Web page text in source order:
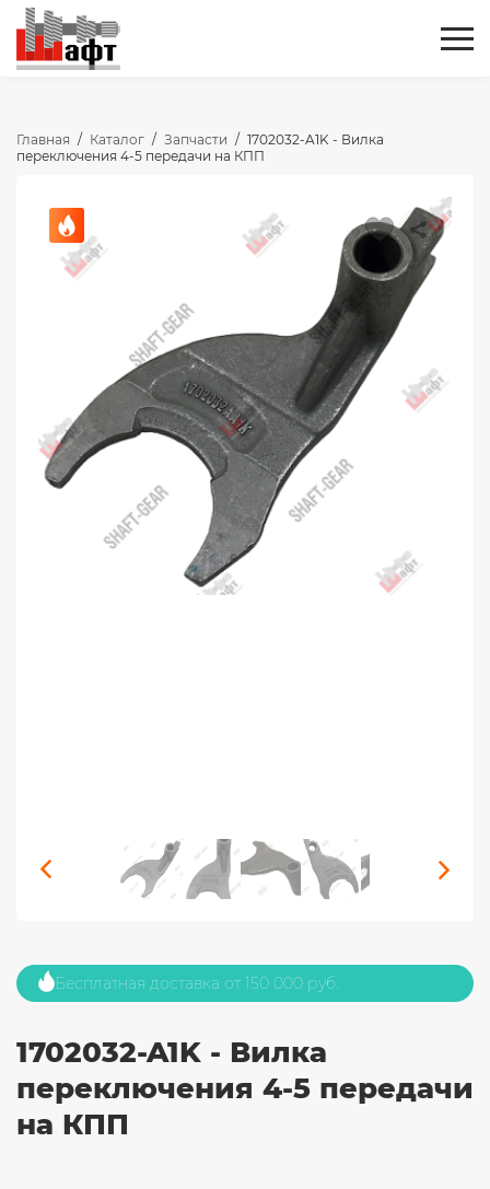
Главная / Каталог / Запчасти / 1702032-A1K - Вилка
переключения 4-5 передачи на КПП
Бесплатная доставка от 150 000 руб.
1702032-A1K - Вилка
переключения 4-5 передачи
на КПП